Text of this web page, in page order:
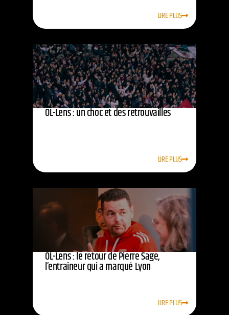
LIRE PLUS
OL-Lens : un choc et des retrouvailles
LIRE PLUS
OL-Lens : le retour de Pierre Sage,
l’entraîneur qui a marqué Lyon
LIRE PLUS